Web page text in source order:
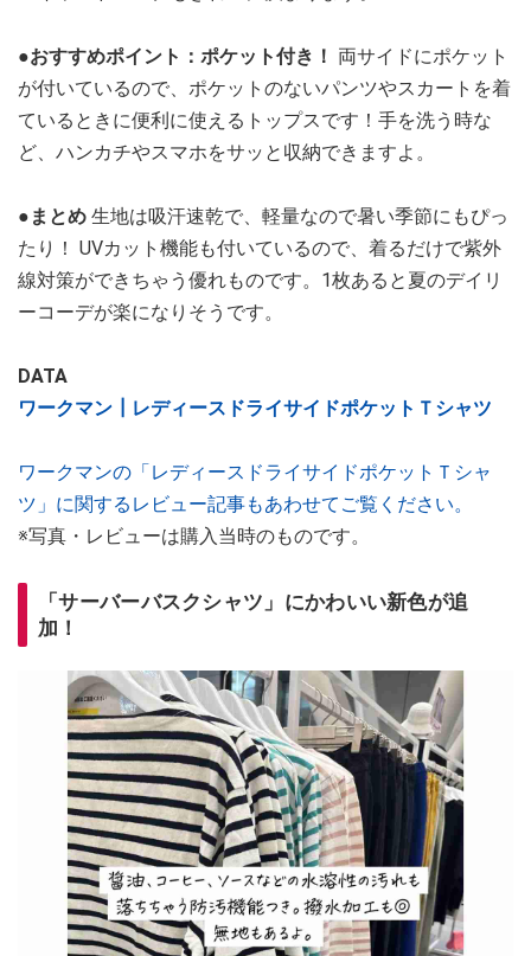
●おすすめポイント：ポケット付き！ 両サイドにポケット
が付いているので、ポケットのないパンツやスカートを着
ているときに便利に使えるトップスです！手を洗う時な
ど、ハンカチやスマホをサッと収納できますよ。
●まとめ 生地は吸汗速乾で、軽量なので暑い季節にもぴっ
たり！ UVカット機能も付いているので、着るだけで紫外
線対策ができちゃう優れものです。1枚あると夏のデイリ
ーコーデが楽になりそうです。
DATA
ワークマン┃レディースドライサイドポケットＴシャツ
ワークマンの「レディースドライサイドポケットＴシャ
ツ」に関するレビュー記事もあわせてご覧ください。
※写真・レビューは購入当時のものです。
「サーバーバスクシャツ」にかわいい新色が追
加！